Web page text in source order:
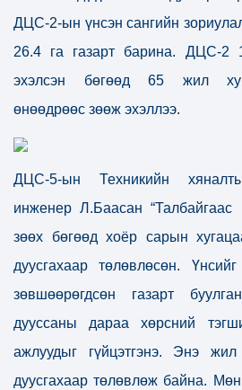
ДЦС-2-ын үнсэн сангийн
26.4 га газарт барина. ДЦС-2
эхэлсэн бөгөөд 65 жил
өнөөдрөөс зөөж эхэллээ.
ДЦС-5-ын Техникийн
инженер Л.Баасан “Талбайгаас
зөөх бөгөөд хоёр сарын
дуусгахаар төлөвлөсөн.
зөвшөөрөгдсөн газарт
дууссаны дараа хөрсний
ажлуудыг гүйцэтгэнэ. Энэ
дуусгахаар төлөвлөж байна.